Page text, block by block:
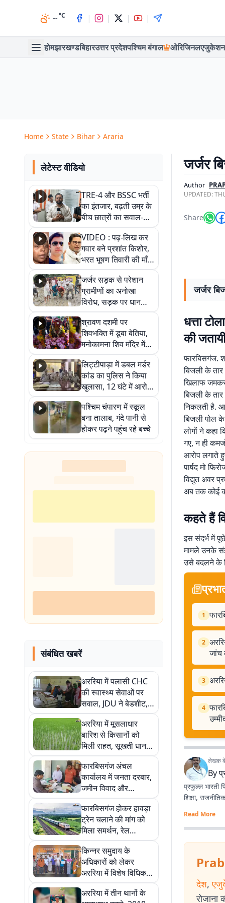
--°C | | | |
होमझारखण्डबिहारउत्तर प्रदेशपश्चिम बंगाल ओरिजिनलएजुकेशन
Home State Bihar Araria
लेटेस्ट वीडियो
TRE-4 और BSSC भर्ती
का इंतजार, बढ़ती उम्र के
बीच छात्रों का सवाल-
आखिर कब आएगी बहाली?
देखें वीडियो
VIDEO : पढ़-लिख कर
गवार बने प्रशांत किशोर,
भरत भूषण तिवारी की माँ ने
कहा नहीं थी उम्मीद, बेटा
था तो किसी को बोलने की
नहीं थी हिम्मत
जर्जर सड़क से परेशान
ग्रामीणों का अनोखा
विरोध, सड़क पर धान
रोपकर और खाद डालकर
जताया आक्रोश
श्रावण दशमी पर
शिवभक्ति में डूबा बेतिया,
मनोकामना शिव मंदिर में
हुआ भव्य श्रृंगार
लिट्टीपाड़ा में डबल मर्डर
कांड का पुलिस ने किया
खुलासा, 12 घंटे में आरोपी
गिरफ्तार
पश्चिम चंपारण में स्कूल
बना तालाब, गंदे पानी से
होकर पढ़ने पहुंच रहे बच्चे
संबंधित खबरें
अररिया में पलासी CHC
की स्वास्थ्य सेवाओं पर
सवाल, JDU ने बेडशीट,
दवा और व्यवस्था की जांच
की मांग उठाई
अररिया में मूसलाधार
बारिश से किसानों को
मिली राहत, सूखती धान
की फसल में लौटी
हरियाली
फारबिसगंज अंचल
कार्यालय में जनता दरबार,
जमीन विवाद और
अतिक्रमण मामलों की
सुनवाई
फारबिसगंज होकर हावड़ा
ट्रेन चलाने की मांग को
मिला समर्थन, रेल
यात्रियों को बड़ी राहत की
उम्मीद
किन्नर समुदाय के
अधिकारों को लेकर
अररिया में विशेष विधिक
जागरूकता शिविर,
सरकारी योजनाओं की
अररिया में तीन थानों के
जर्जर
Author
UPDATED:
Share
जर्जर
धत्ता
की
फारबिसगंज.
बिजली के
खिलाफ जमकर
बिजली के
निकलती है.
बिजली पोल
लोगों ने कहा
गए, न ही
आरोप लगाते
पार्षद मो
विद्युत अवर
अब तक कोई
कहते हैं
इस संदर्भ में
मामले उनके
उसे बदलने के
1
2
जांच
3
4
लेखक के
By
प्रफुल्ल भारती
शिक्षा,
Read More
देश,
रोजाना